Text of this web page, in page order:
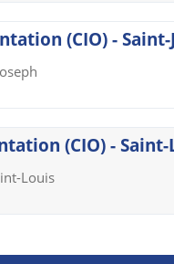
(CIO) - Saint-
(CIO) -
Louis